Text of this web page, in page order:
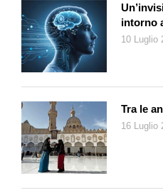
precedenza la possibilità di un
geografiche preziose da parte
Il geografo Franco Farinelli,
Manuel Castells per descrivere
pagine di La crisi della ragione
affermazione, facendo
L’invenzione della Terra.
dice, quando ormai, grazie alla
Tolomeo, il globo terracqueo
piana, emerse in
intorno
10 Luglio
Tra le
16 Luglio